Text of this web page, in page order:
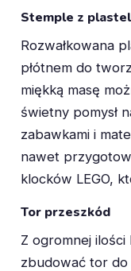
Stemple z
Rozwałkowana
płótnem do
miękką masę
świetny pomysł
zabawkami i
nawet
klocków LEGO,
Tor przeszkód
Z ogromnej
zbudować tor do